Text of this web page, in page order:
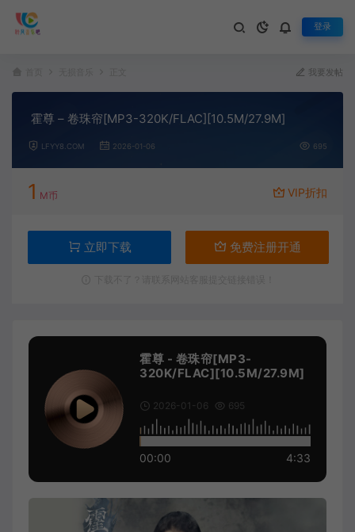
登录
我要发帖
霍尊 – 卷珠帘[MP3-320K/FLAC][10.5M/27.9M]
LFYY8.COM 2026-01-06 695
1 M币 VIP折扣
立即下载 免费注册开通
霍尊 - 卷珠帘[MP3-
320K/FLAC][10.5M/27.9M]
2026-01-06 695
00:00 4:33